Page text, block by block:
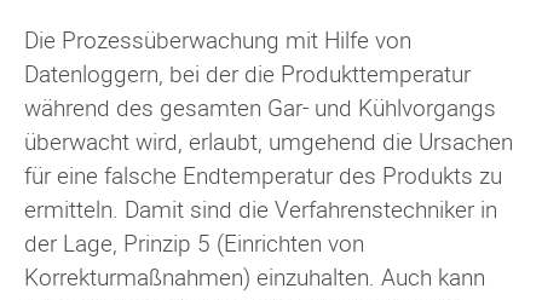
Die Prozessüberwachung mit Hilfe von
Datenloggern, bei der die Produkttemperatur
während des gesamten Gar- und Kühlvorgangs
überwacht wird, erlaubt, umgehend die Ursachen
für eine falsche Endtemperatur des Produkts zu
ermitteln. Damit sind die Verfahrenstechniker in
der Lage, Prinzip 5 (Einrichten von
Korrekturmaßnahmen) einzuhalten. Auch kann